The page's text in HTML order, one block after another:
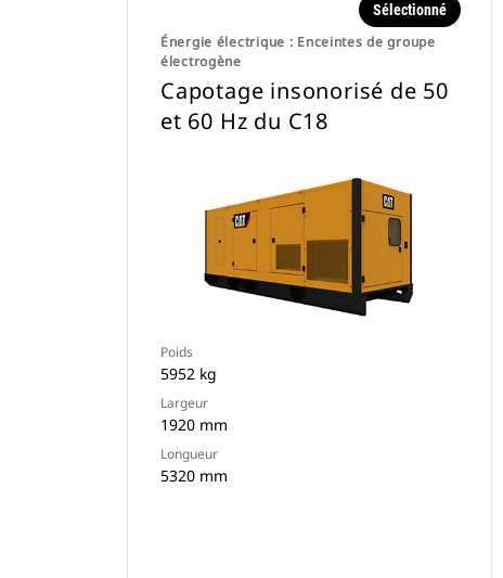
Énergie électrique : Enceintes de groupe
électrogène
Sélectionné
Capotage insonorisé de 50
et 60 Hz du C18
Poids
5952 kg
Largeur
1920 mm
Longueur
5320 mm